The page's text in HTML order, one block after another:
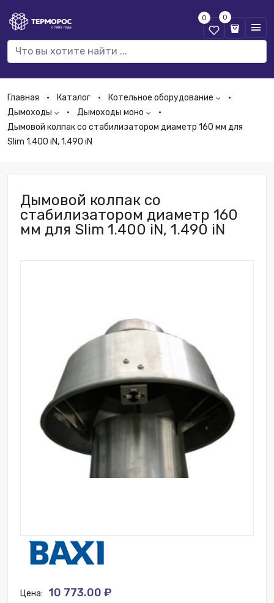
0 0
Главная Каталог
Котельное оборудование
Дымоходы
Дымоходы моно
Дымовой колпак со стабилизатором диаметр 160 мм для
Slim 1.400 iN, 1.490 iN
Дымовой колпак со
стабилизатором диаметр 160
мм для Slim 1.400 iN, 1.490 iN
Цена: 10 773.00 ₽